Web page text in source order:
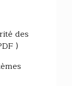
des
)